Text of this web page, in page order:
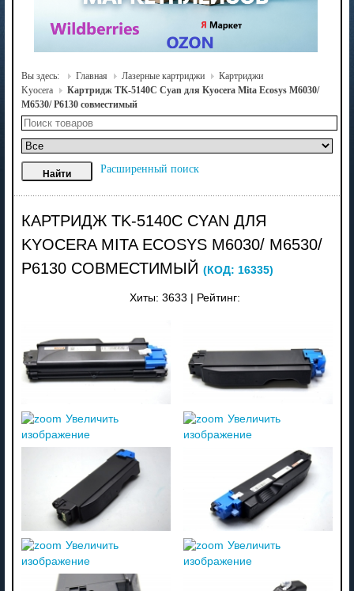
Вы здесь: Главная Лазерные картриджи
Картриджи
Kyocera
Картридж TK-5140C Cyan для Kyocera Mita Ecosys M6030/
M6530/ P6130 совместимый
Расширенный поиск
КАРТРИДЖ TK-5140C CYAN ДЛЯ
KYOCERA MITA ECOSYS M6030/ M6530/
P6130 СОВМЕСТИМЫЙ (КОД: 16335)
Хиты: 3633 Рейтинг:
Увеличить
изображение
Увеличить
изображение
Увеличить
изображение
Увеличить
изображение